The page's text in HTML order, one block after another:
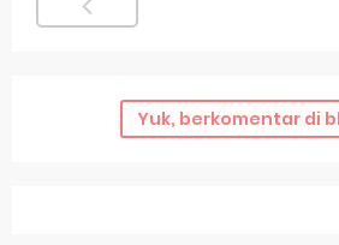
Yuk, berkomentar di